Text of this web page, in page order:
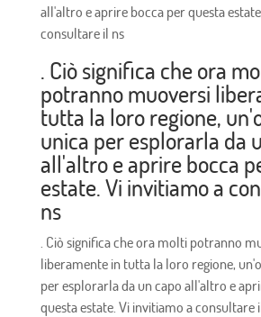
all'altro e aprire bocca per questa
consultare il ns
. Ciò significa che ora
potranno muoversi
tutta la loro regione,
unica per esplorarla da
all'altro e aprire bocca
estate. Vi invitiamo a
ns
. Ciò significa che ora molti potranno
liberamente in tutta la loro regione,
per esplorarla da un capo all'altro e
questa estate. Vi invitiamo a consultare